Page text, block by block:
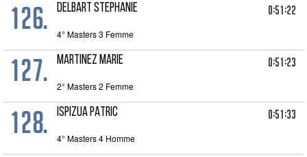
126. DELBART STEPHANIE 0:51:22
4° Masters 3 Femme
127. MARTINEZ MARIE 0:51:23
2° Masters 2 Femme
128. ISPIZUA PATRIC 0:51:33
4° Masters 4 Homme